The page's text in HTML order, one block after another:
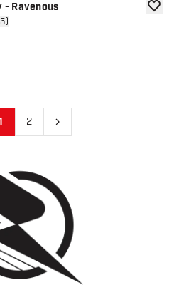
- Ravenous
recenzji
2 Następny